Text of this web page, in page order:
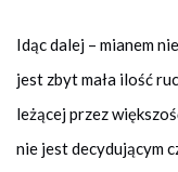
Idąc dalej – mianem
jest zbyt mała ilość
leżącej przez
nie jest decydującym